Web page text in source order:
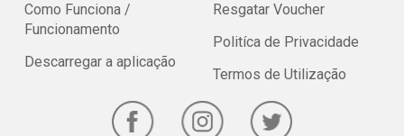
Como Funciona /
Funcionamento
Descarregar a aplicação
Resgatar Voucher
Politíca de Privacidade
Termos de Utilização